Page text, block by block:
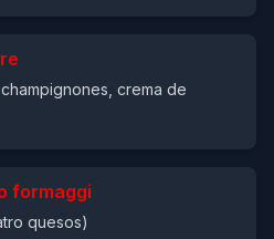
crema de
formaggi
quesos)